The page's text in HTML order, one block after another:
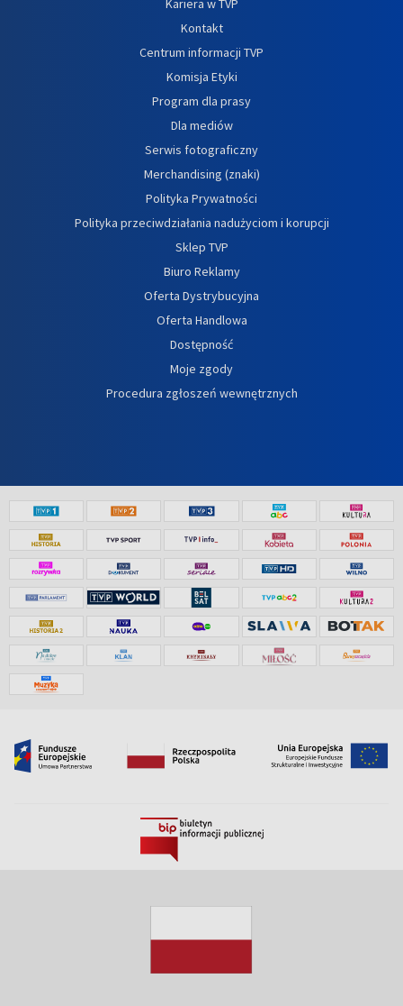
Kariera w TVP
Kontakt
Centrum informacji TVP
Komisja Etyki
Program dla prasy
Dla mediów
Serwis fotograficzny
Merchandising (znaki)
Polityka Prywatności
Polityka przeciwdziałania nadużyciom i korupcji
Sklep TVP
Biuro Reklamy
Oferta Dystrybucyjna
Oferta Handlowa
Dostępność
Moje zgody
Procedura zgłoszeń wewnętrznych